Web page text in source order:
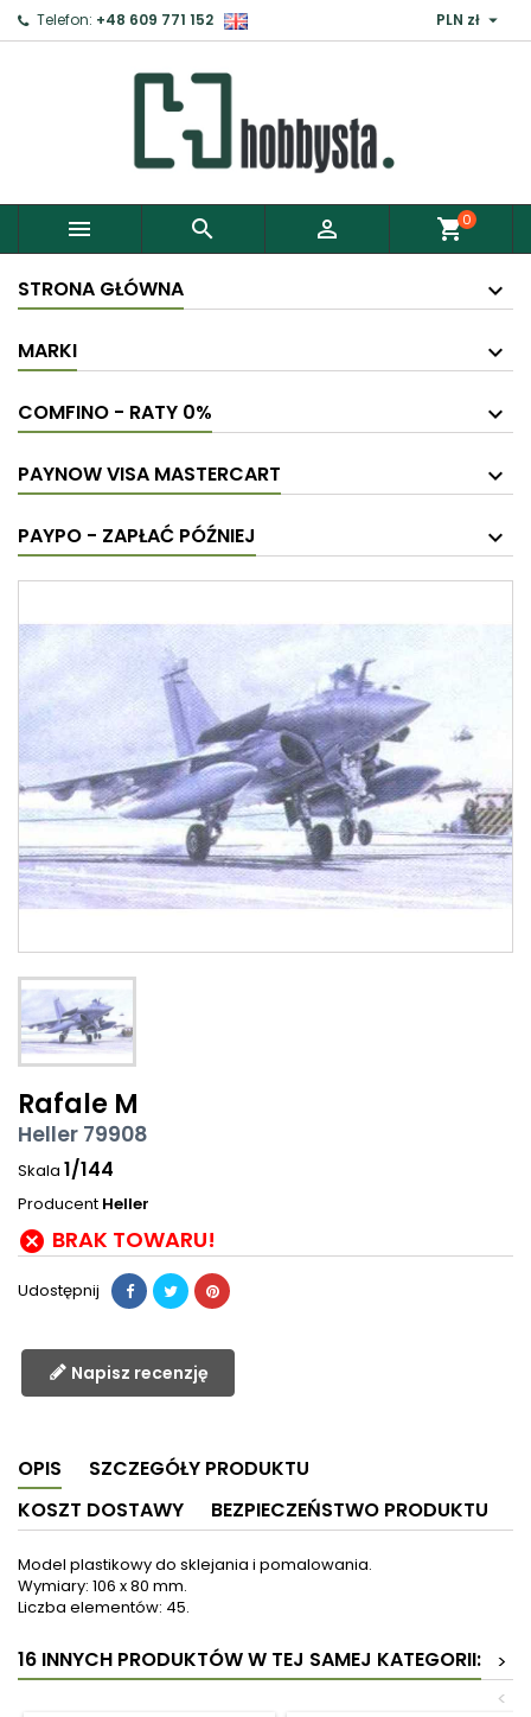
Telefon: +48 609 771 152 PLN zł 
   shopping_cart0
STRONA GŁÓWNA
MARKI
COMFINO - RATY 0%
PAYNOW VISA MASTERCART
PAYPO - ZAPŁAĆ PÓŹNIEJ
Rafale M
Heller 79908
Skala 1/144
Producent Heller
 BRAK TOWARU!
Udostępnij
Napisz recenzję
OPIS
SZCZEGÓŁY PRODUKTU
KOSZT DOSTAWY
BEZPIECZEŃSTWO PRODUKTU
Model plastikowy do sklejania i pomalowania.
Wymiary: 106 x 80 mm.
Liczba elementów: 45.
16 INNYCH PRODUKTÓW W TEJ SAMEJ KATEGORII:
>
<